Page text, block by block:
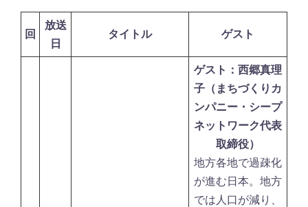
回
放送
日
タイトル ゲスト
ゲスト：西郷真理
子（まちづくりカ
ンパニー・シープ
ネットワーク代表
取締役）
地方各地で過疎化
が進む日本。地方
では人口が減り、